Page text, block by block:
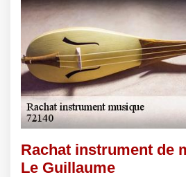
Rachat instrument de
Le Guillaume